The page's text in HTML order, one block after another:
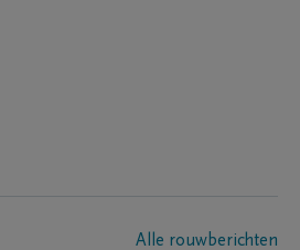
Alle rouwberichten